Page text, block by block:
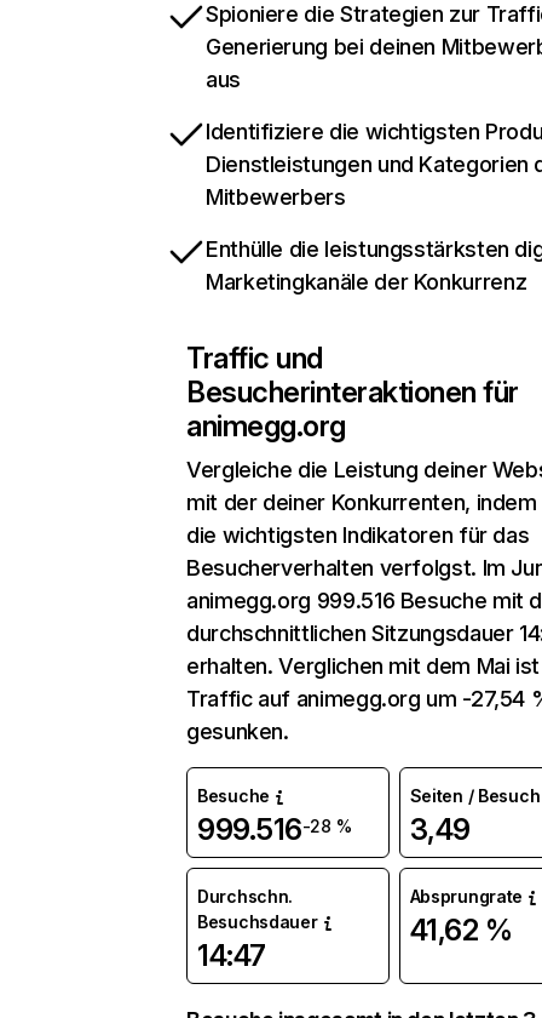
Spioniere die Strategien zur
Generierung bei deinen
aus
Identifiziere die wichtigsten
Dienstleistungen und Kategorien
Mitbewerbers
Enthülle die leistungsstärksten
Marketingkanäle der Konkurrenz
Traffic und
Besucherinteraktionen für
animegg.org
Vergleiche die Leistung deiner
mit der deiner Konkurrenten, indem
die wichtigsten Indikatoren für das
Besucherverhalten verfolgst. Im
animegg.org 999.516 Besuche mit
durchschnittlichen Sitzungsdauer
erhalten. Verglichen mit dem Mai
Traffic auf animegg.org um -27,54
gesunken.
Besuche
999.516-28 %
Seiten / Besuch
3,49
Durchschn.
Besuchsdauer
14:47
Absprungrate
41,62 %